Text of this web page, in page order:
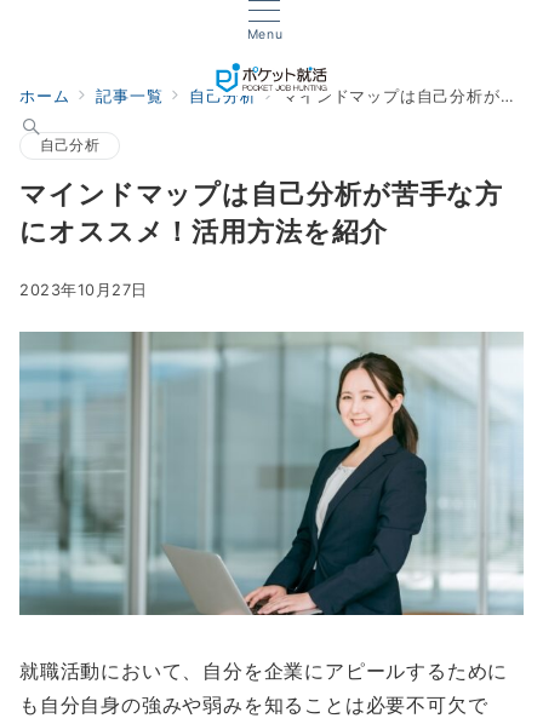
Menu
ホーム 記事一覧 自己分析 マインドマップは自己分析が苦手な方にオススメ！活用方法を紹介
自己分析
マインドマップは自己分析が苦手な方
にオススメ！活用方法を紹介
2023年10月27日
就職活動において、自分を企業にアピールするために
も自分自身の強みや弱みを知ることは必要不可欠で